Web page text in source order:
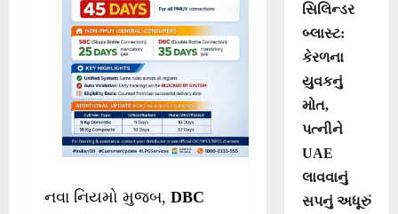
નવા નિયમો મુજબ, DBC
સિલિન્ડર
બ્લાસ્ટ:
કેરળના
યુવકનું
મોત,
પત્નીને
UAE
લાવવાનું
સપનું અધૂરું